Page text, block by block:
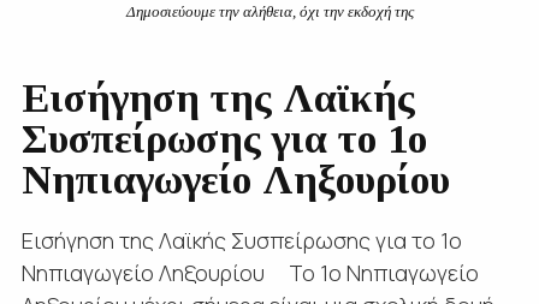
Δημοσιεύουμε την αλήθεια, όχι την εκδοχή της
Εισήγηση της Λαϊκής
Συσπείρωσης για το 1ο
Νηπιαγωγείο Ληξουρίου
Εισήγηση της Λαϊκής Συσπείρωσης για το 1ο
Νηπιαγωγείο Ληξουρίου Το 1ο Νηπιαγωγείο